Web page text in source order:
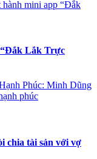
mini app “Đắk
Lắk Trực
Phúc: Minh Dũng
phúc
chia tài sản với vợ